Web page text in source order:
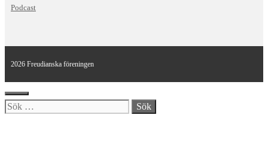
Podcast
2026 Freudianska föreningen
Stäng
Sök